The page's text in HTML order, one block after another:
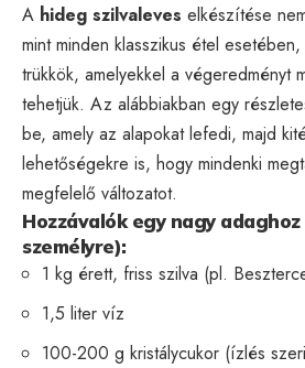
A hideg szilvaleves elkészítése
mint minden klasszikus étel
trükkök, amelyekkel a végeredményt
tehetjük. Az alábbiakban egy
be, amely az alapokat lefedi, majd
lehetőségekre is, hogy mindenki
megfelelő változatot.
Hozzávalók egy nagy adaghoz
személyre):
1 kg érett, friss szilva (pl.
1,5 liter víz
100-200 g kristálycukor (ízlés